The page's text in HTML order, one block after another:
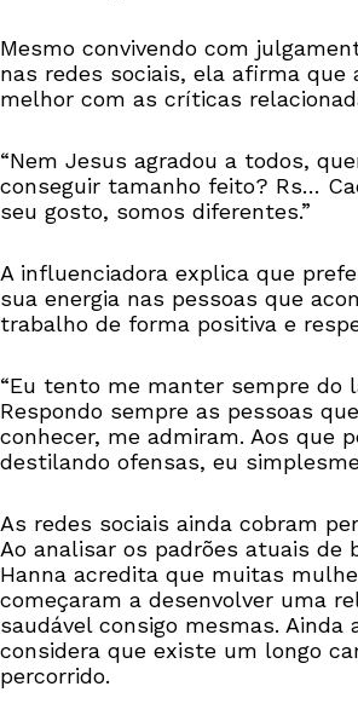
Mesmo convivendo com
nas redes sociais, ela afirma que
melhor com as críticas
“Nem Jesus agradou a todos,
conseguir tamanho feito? Rs…
seu gosto, somos diferentes.”
A influenciadora explica que
sua energia nas pessoas que
trabalho de forma positiva e
“Eu tento me manter sempre do
Respondo sempre as pessoas
conhecer, me admiram. Aos que
destilando ofensas, eu
As redes sociais ainda cobram
Ao analisar os padrões atuais de
Hanna acredita que muitas
começaram a desenvolver uma
saudável consigo mesmas. Ainda
considera que existe um longo
percorrido.